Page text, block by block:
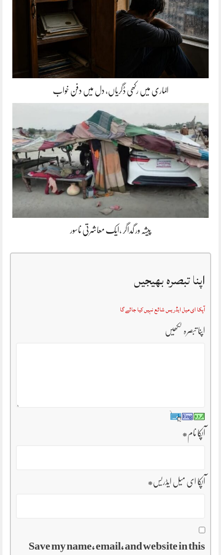
الماری میں رکھی ڈگریاں، دل میں دفن خواب
پیشہ ور گداگر ،ایک معاشرتی ناسور
اپنا تبصرہ بھیجیں
آپکا ای میل ایڈریس شائع نہیں کیا جائے گا
اپنا تبصرہ لکھیں
آپکا نام*
آپکا ای میل ایڈریس*
Save my name, email, and website in this